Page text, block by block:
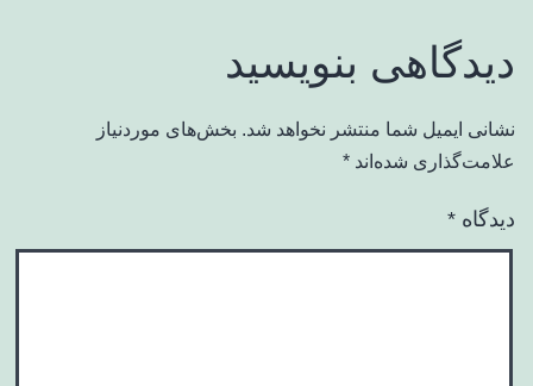
دیدگاهی بنویسید
نشانی ایمیل شما منتشر نخواهد شد. بخش‌های موردنیاز
علامت‌گذاری شده‌اند *
دیدگاه *